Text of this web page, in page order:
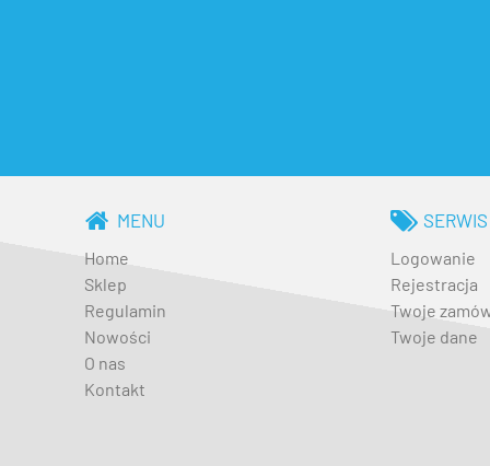
MENU
Home
Sklep
Regulamin
Nowości
O nas
Kontakt
SERWIS
Logowanie
Rejestracja
Twoje
Twoje dane